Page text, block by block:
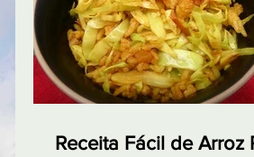
Receita Fácil de Arroz